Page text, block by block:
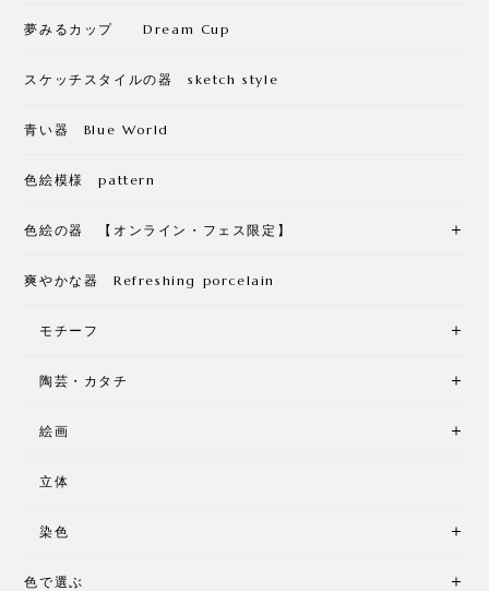
夢みるカップ Dream Cup
スケッチスタイルの器 sketch style
青い器 Blue World
色絵模様 pattern
色絵の器 【オンライン・フェス限定】
爽やかな器 Refreshing porcelain
モチーフ
陶芸・カタチ
絵画
立体
染色
色で選ぶ